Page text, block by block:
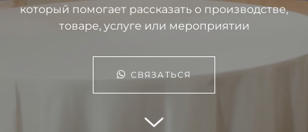
который помогает рассказать о производстве,
товаре, услуге или мероприятии
СВЯЗАТЬСЯ